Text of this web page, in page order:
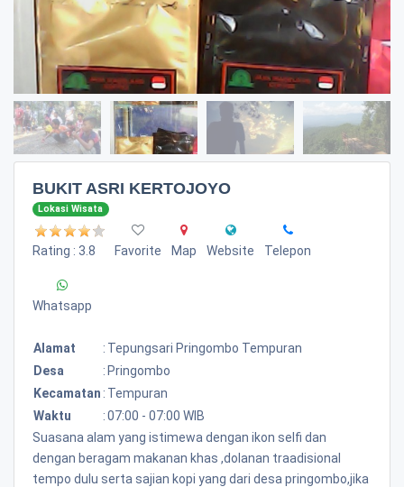
BUKIT ASRI KERTOJOYO
Lokasi Wisata
Rating : 3.8 Favorite Map Website Telepon
Whatsapp
Alamat : Tepungsari Pringombo Tempuran
Desa
: Pringombo
Kecamatan : Tempuran
Waktu
:07:00 - 07:00 WIB
Suasana alam yang istimewa dengan ikon selfi dan
dengan beragam makanan khas ,dolanan traadisional
tempo dulu serta sajian kopi yang dari desa pringombo,jika